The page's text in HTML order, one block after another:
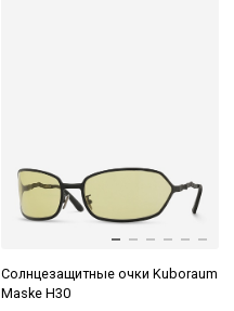
Солнцезащитные очки Kuboraum
Maske H30